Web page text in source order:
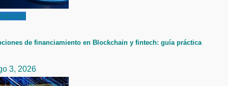
de financiamiento en Blockchain y fintech: guía práctica
3, 2026